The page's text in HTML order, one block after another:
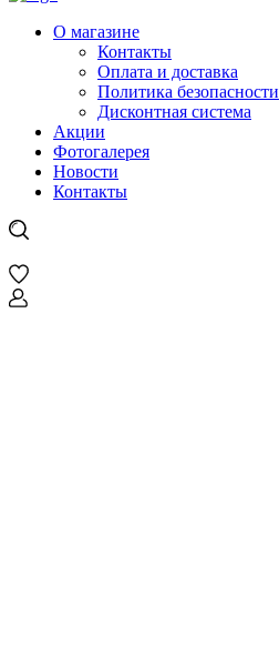
О магазине
Контакты
Оплата и доставка
Политика безопасности
Дисконтная система
Акции
Фотогалерея
Новости
Контакты